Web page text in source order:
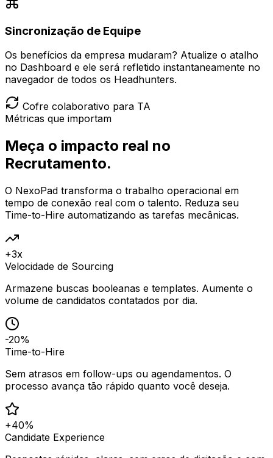
Sincronização de Equipe
Os benefícios da empresa mudaram? Atualize o atalho
no Dashboard e ele será refletido instantaneamente no
navegador de todos os Headhunters.
Cofre colaborativo para TA
Métricas que importam
Meça o impacto real no
Recrutamento.
O NexoPad transforma o trabalho operacional em
tempo de conexão real com o talento. Reduza seu
Time-to-Hire automatizando as tarefas mecânicas.
+3x
Velocidade de Sourcing
Armazene buscas booleanas e templates. Aumente o
volume de candidatos contatados por dia.
-20%
Time-to-Hire
Sem atrasos em follow-ups ou agendamentos. O
processo avança tão rápido quanto você deseja.
+40%
Candidate Experience